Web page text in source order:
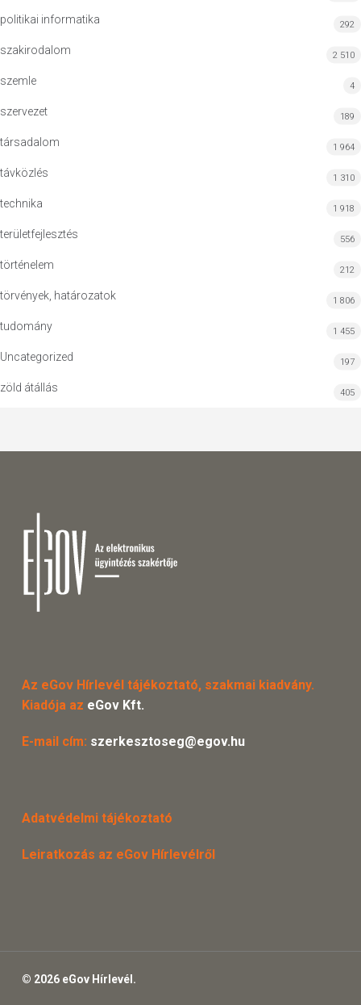
politikai informatika 292
szakirodalom 2 510
szemle 4
szervezet 189
társadalom 1 964
távközlés 1 310
technika 1 918
területfejlesztés 556
történelem 212
törvények, határozatok 1 806
tudomány 1 455
Uncategorized 197
zöld átállás 405
Az eGov Hírlevél tájékoztató, szakmai kiadvány.
Kiadója az eGov Kft.
E-mail cím: szerkesztoseg@egov.hu
Adatvédelmi tájékoztató
Leiratkozás az eGov Hírlevélről
© 2026 eGov Hírlevél.